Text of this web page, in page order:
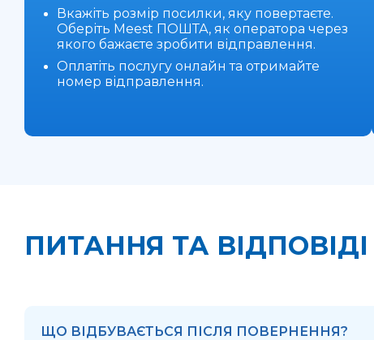
Вкажіть розмір посилки, яку повертаєте.
Оберіть Meest ПОШТА, як оператора через
якого бажаєте зробити відправлення.
Оплатіть послугу онлайн та отримайте
номер відправлення.
ПИТАННЯ ТА ВІДПОВІДІ
ЩО ВІДБУВАЄТЬСЯ ПІСЛЯ ПОВЕРНЕННЯ?